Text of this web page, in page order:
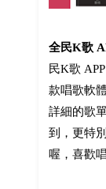
全民K歌
民K歌
款唱歌軟
詳細的歌
到，更特
喔，喜歡